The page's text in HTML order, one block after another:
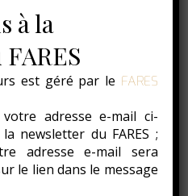
UNE
et futur du
: « que
Partie 1
2023
à la
est géré par le FARES
adresse e-mail ci-
newsletter du FARES ;
adresse e-mail sera
le lien dans le message